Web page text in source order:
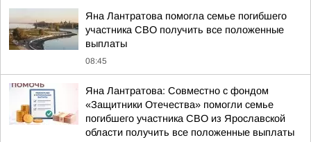
Яна Лантратова помогла семье погибшего
участника СВО получить все положенные
выплаты
08:45
Яна Лантратова: Совместно с фондом
«Защитники Отечества» помогли семье
погибшего участника СВО из Ярославской
области получить все положенные выплаты